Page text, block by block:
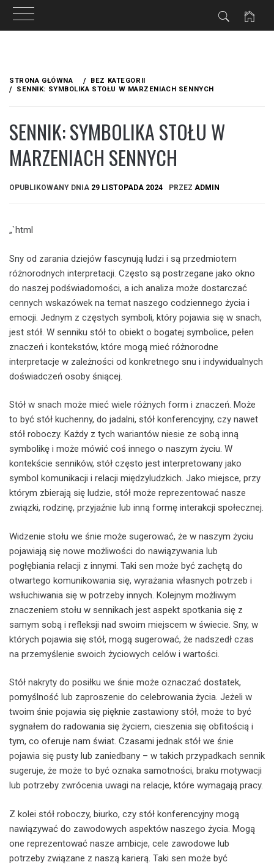
treści
STRONA GŁÓWNA
BEZ KATEGORII
SENNIK: SYMBOLIKA STOŁU W MARZENIACH SENNYCH
SENNIK: SYMBOLIKA STOŁU W
MARZENIACH SENNYCH
OPUBLIKOWANY DNIA 29 LISTOPADA 2024 PRZEZ ADMIN
„`html
Sny od zarania dziejów fascynują ludzi i są przedmiotem
różnorodnych interpretacji. Często są postrzegane jako okno
do naszej podświadomości, a ich analiza może dostarczać
cennych wskazówek na temat naszego codziennego życia i
emocji. Jednym z częstych symboli, który pojawia się w snach,
jest stół. W senniku stół to obiekt o bogatej symbolice, pełen
znaczeń i kontekstów, które mogą mieć różnorodne
interpretacje w zależności od konkretnego snu i indywidualnych
doświadczeń osoby śniącej.
Stół w snach może mieć wiele różnych form i znaczeń. Może
to być stół kuchenny, do jadalni, stół konferencyjny, czy nawet
stół roboczy. Każdy z tych wariantów niesie ze sobą inną
symbolikę i może mówić coś innego o naszym życiu. W
kontekście senników, stół często jest interpretowany jako
symbol komunikacji i relacji międzyludzkich. Jako miejsce, przy
którym zbierają się ludzie, stół może reprezentować nasze
związki, rodzinę, przyjaźnie lub inną formę interakcji społecznej.
Widzenie stołu we śnie może sugerować, że w naszym życiu
pojawiają się nowe możliwości do nawiązywania lub
pogłębiania relacji z innymi. Taki sen może być zachętą do
otwartego komunikowania się, wyrażania własnych potrzeb i
wsłuchiwania się w potrzeby innych. Kolejnym możliwym
znaczeniem stołu w sennikach jest aspekt spotkania się z
samym sobą i refleksji nad swoim miejscem w świecie. Sny, w
których pojawia się stół, mogą sugerować, że nadszedł czas
na przemyślenie swoich życiowych celów i wartości.
Stół nakryty do posiłku we śnie może oznaczać dostatek,
pomyślność lub zaproszenie do celebrowania życia. Jeżeli w
twoim śnie pojawia się pięknie zastawiony stół, może to być
sygnałem do radowania się życiem, cieszenia się obfitością i
tym, co oferuje nam świat. Czasami jednak stół we śnie
pojawia się pusty lub zaniedbany – w takich przypadkach sennik
sugeruje, że może to być oznaka samotności, braku motywacji
lub potrzeby zwrócenia uwagi na relacje, które wymagają pracy.
Z kolei stół roboczy, biurko, czy stół konferencyjny mogą
nawiązywać do zawodowych aspektów naszego życia. Mogą
one reprezentować nasze ambicje, cele zawodowe lub
potrzeby związane z naszą karierą. Taki sen może być